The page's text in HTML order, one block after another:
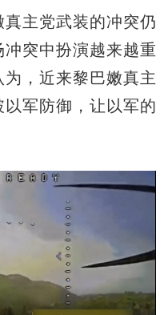
主党武装的冲突仍
突中扮演越来越重
，近来黎巴嫩真主
军防御，让以军的